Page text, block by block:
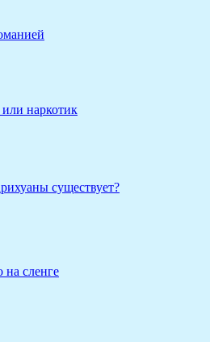
наркотик
существует?
на сленге